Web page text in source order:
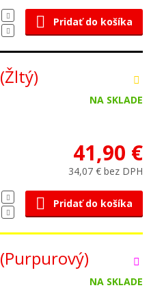
Pridať do košíka
(Žltý)
NA SKLADE
41,90 €
34,07 € bez DPH
Pridať do košíka
(Purpurový)
NA SKLADE